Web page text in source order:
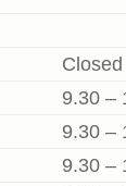
Closed
9.30 –
9.30 –
9.30 –